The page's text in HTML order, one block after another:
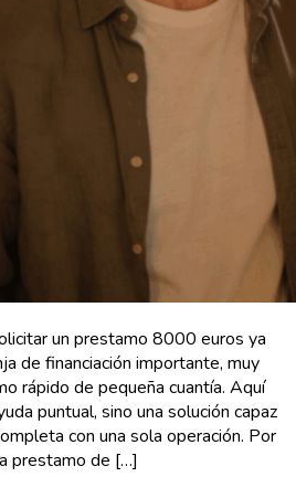
un prestamo 8000 euros ya
de financiación importante, muy
rápido de pequeña cuantía. Aquí
puntual, sino una solución capaz
con una sola operación. Por
prestamo de […]